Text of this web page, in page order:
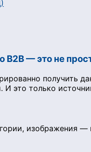
B2B — это не
получить
это только
изображения